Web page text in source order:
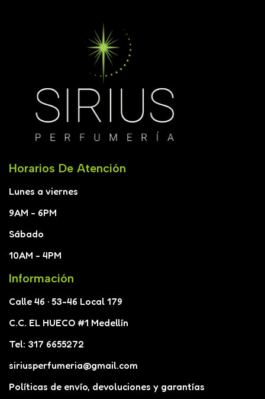
Horarios De Atención
Lunes a viernes
9AM - 6PM
Sábado
10AM - 4PM
Información
Calle 46 · 53-46 Local 179
C.C. EL HUECO #1 Medellín
Tel: 317 6655272
siriusperfumeria@gmail.com
Políticas de envío, devoluciones y garantías